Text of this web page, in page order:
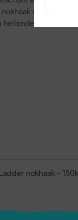
extra
daken en
nokhaak -